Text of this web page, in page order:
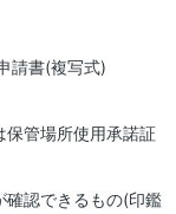
請書(複写式)
保管場所使用承諾証
確認できるもの(印鑑